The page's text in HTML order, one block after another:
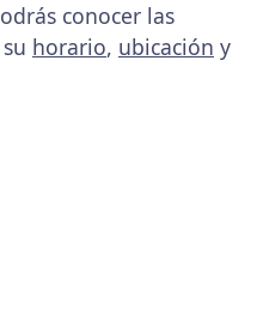
conocer las
horario, ubicación y